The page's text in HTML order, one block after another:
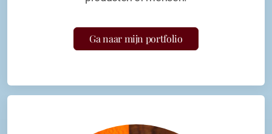
Ga naar mijn portfolio